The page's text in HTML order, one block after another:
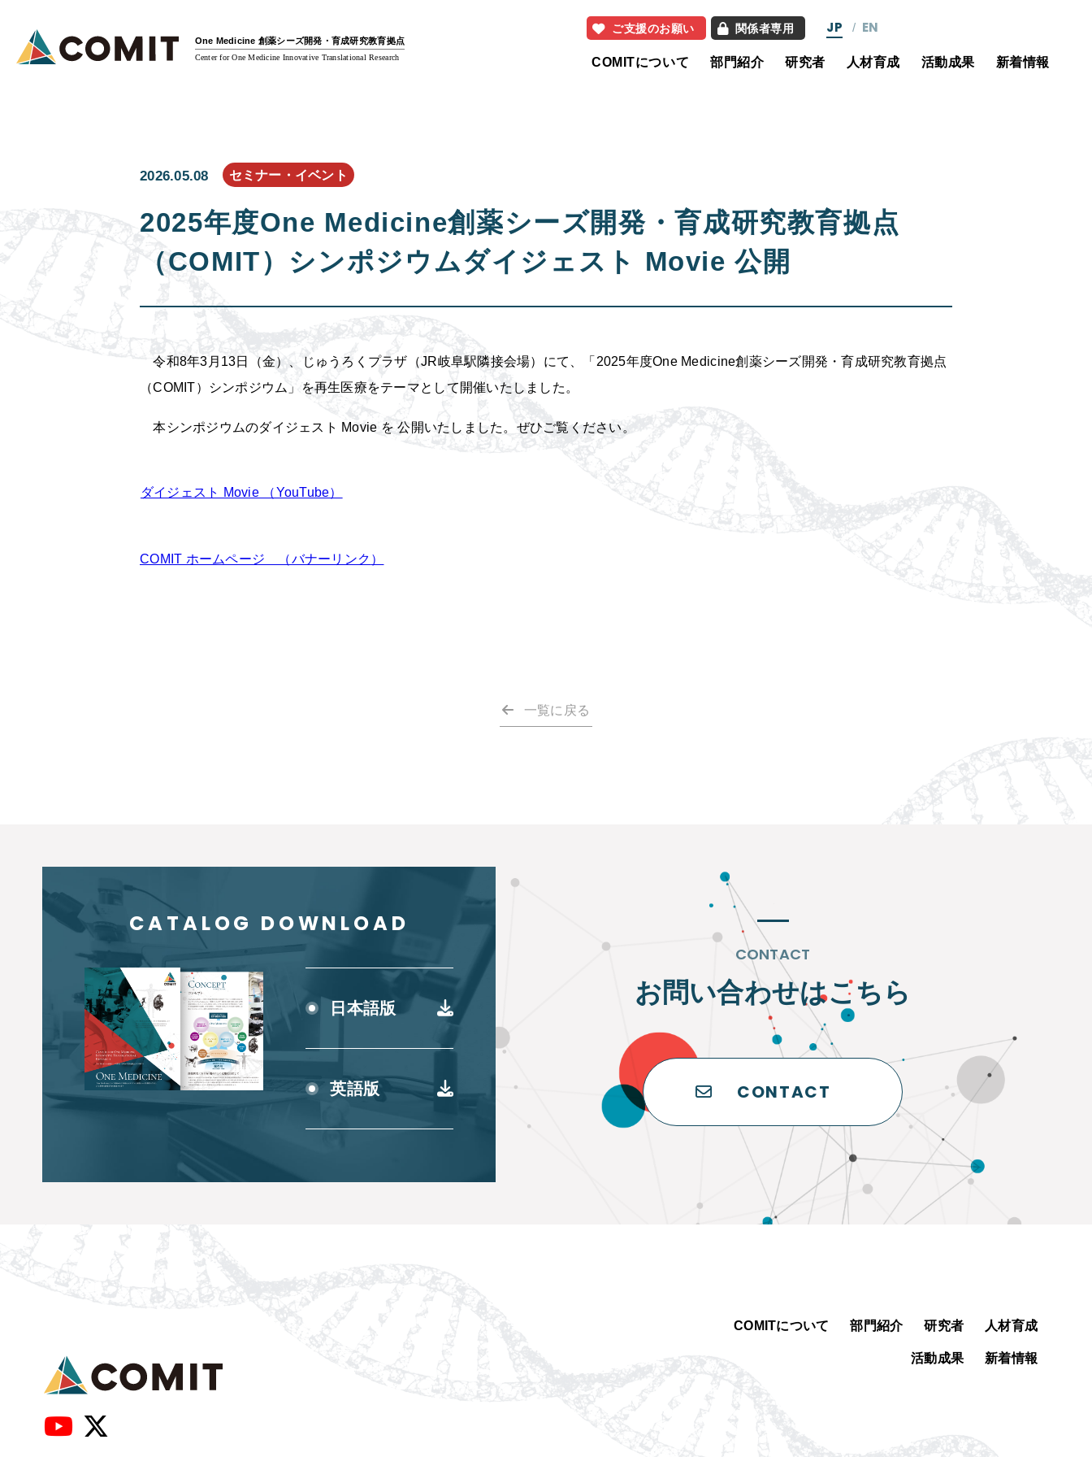
One Medicine 創薬シーズ開発・育成研究教育拠点
Center for One Medicine Innovative Translational Research
ご支援のお願い 関係者専用 JP EN
COMITについて 部門紹介 研究者 人材育成 活動成果 新着情報
2026.05.08 セミナー・イベント
2025年度One Medicine創薬シーズ開発・育成研究教育拠点
（COMIT）シンポジウムダイジェスト Movie 公開
令和8年3月13日（金）、じゅうろくプラザ（JR岐阜駅隣接会場）にて、「2025年度One Medicine創薬シーズ開発・育成研究教育拠点
（COMIT）シンポジウム」を再生医療をテーマとして開催いたしました。
本シンポジウムのダイジェスト Movie を 公開いたしました。ぜひご覧ください。
ダイジェスト Movie （YouTube）
COMIT ホームページ （バナーリンク ）
一覧に戻る
CATALOG DOWNLOAD
日本語版
英語版
CONTACT
お問い合わせはこちら
CONTACT
COMITについて 部門紹介 研究者 人材育成
活動成果 新着情報